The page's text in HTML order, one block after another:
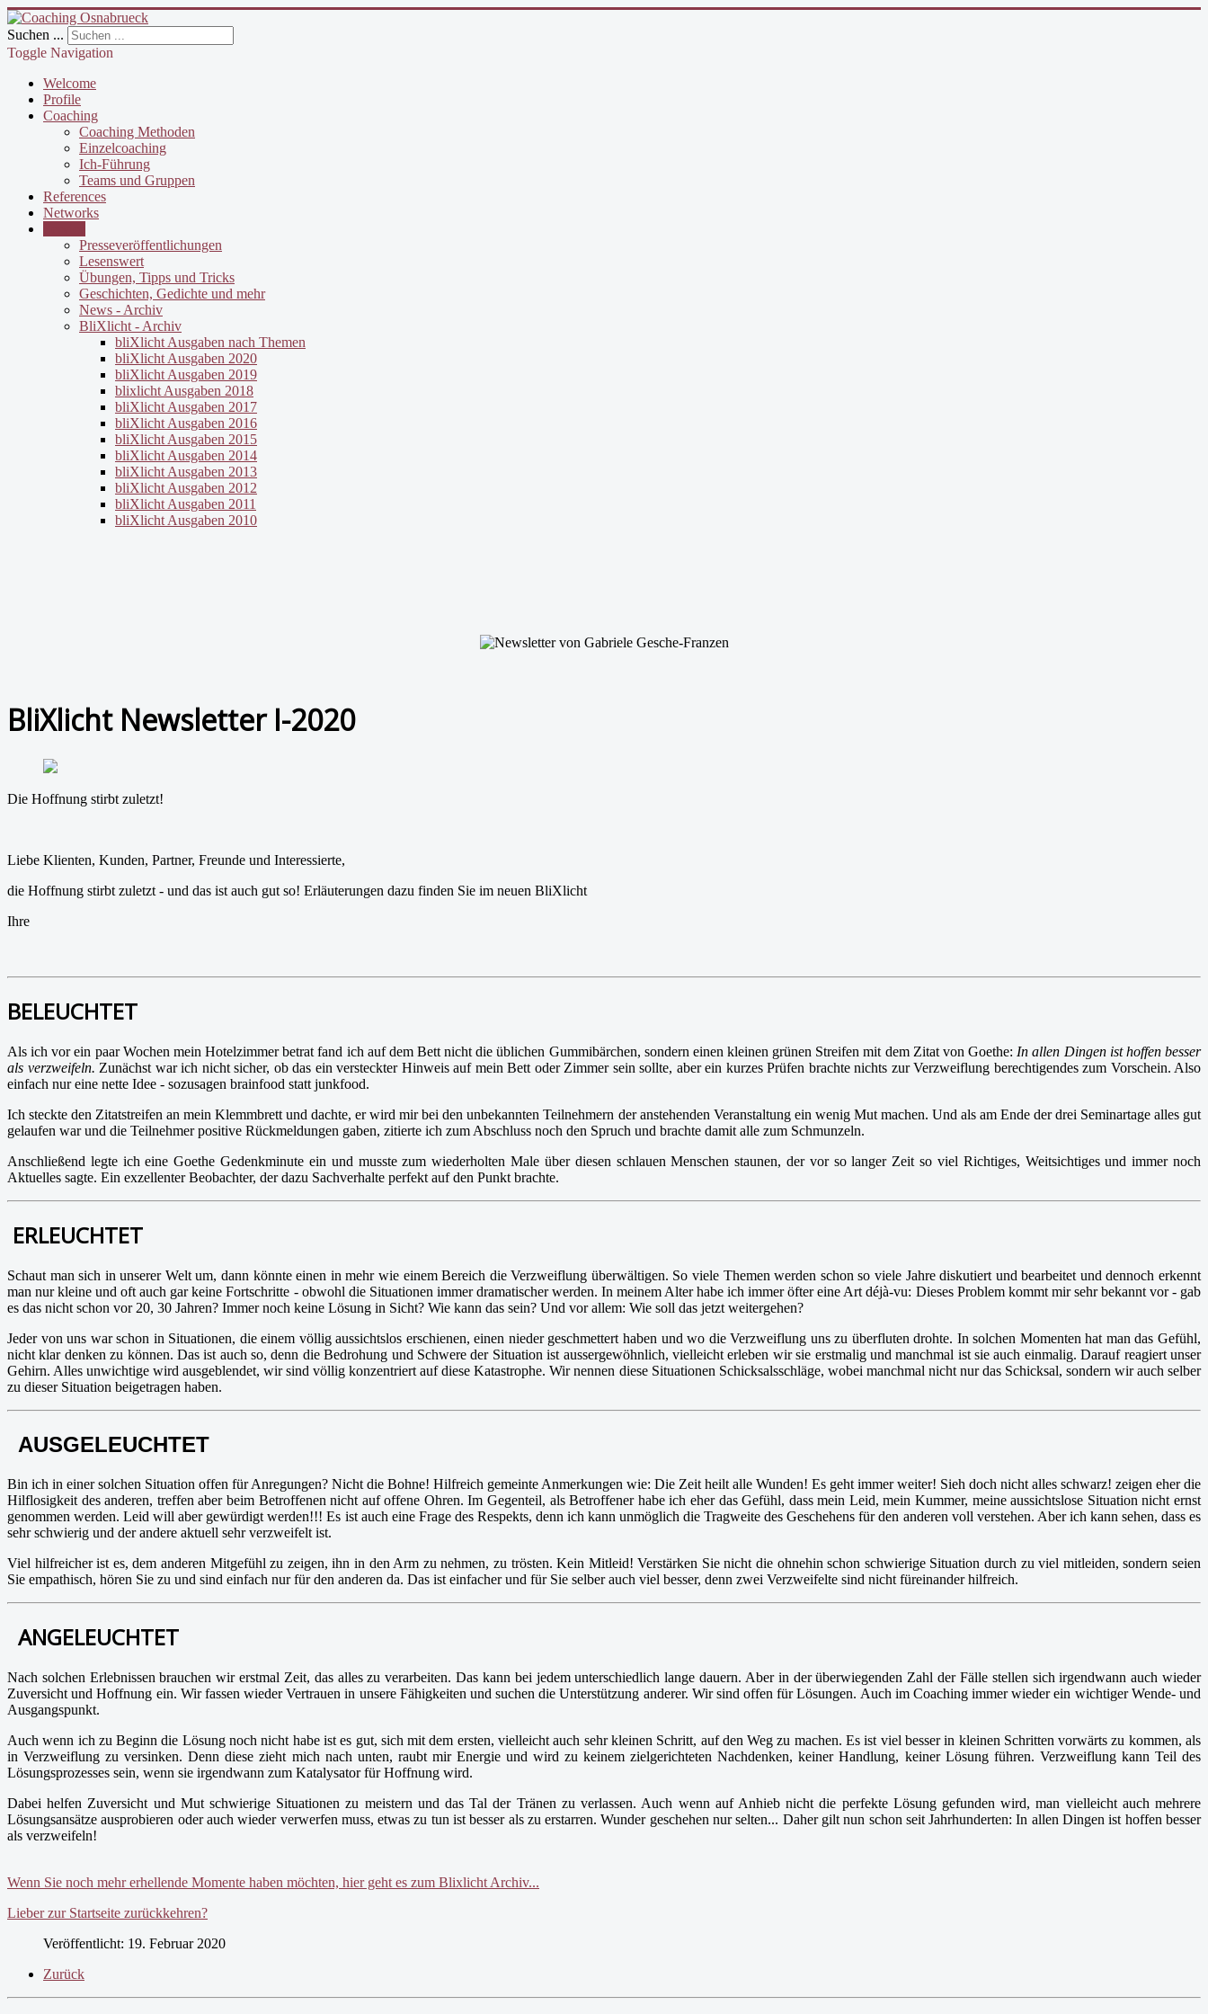
Suchen ...
Toggle Navigation
Welcome
Profile
Coaching
Coaching Methoden
Einzelcoaching
Ich-Führung
Teams und Gruppen
References
Networks
Presseveröffentlichungen
Lesenswert
Übungen, Tipps und Tricks
Geschichten, Gedichte und mehr
News - Archiv
BliXlicht - Archiv
bliXlicht Ausgaben nach Themen
bliXlicht Ausgaben 2020
bliXlicht Ausgaben 2019
blixlicht Ausgaben 2018
bliXlicht Ausgaben 2017
bliXlicht Ausgaben 2016
bliXlicht Ausgaben 2015
bliXlicht Ausgaben 2014
bliXlicht Ausgaben 2013
bliXlicht Ausgaben 2012
bliXlicht Ausgaben 2011
bliXlicht Ausgaben 2010
BliXlicht Newsletter I-2020
Die Hoffnung stirbt zuletzt!
Liebe Klienten, Kunden, Partner, Freunde und Interessierte,
die Hoffnung stirbt zuletzt - und das ist auch gut so! Erläuterungen dazu finden Sie im neuen BliXlicht
Ihre
BELEUCHTET
Als ich vor ein paar Wochen mein Hotelzimmer betrat fand ich auf dem Bett nicht die üblichen Gummibärchen, sondern einen kleinen grünen Streifen mit dem Zitat von Goethe: In allen Dingen ist hoffen besser
als verzweifeln. Zunächst war ich nicht sicher, ob das ein versteckter Hinweis auf mein Bett oder Zimmer sein sollte, aber ein kurzes Prüfen brachte nichts zur Verzweiflung berechtigendes zum Vorschein. Also
einfach nur eine nette Idee - sozusagen brainfood statt junkfood.
Ich steckte den Zitatstreifen an mein Klemmbrett und dachte, er wird mir bei den unbekannten Teilnehmern der anstehenden Veranstaltung ein wenig Mut machen. Und als am Ende der drei Seminartage alles gut
gelaufen war und die Teilnehmer positive Rückmeldungen gaben, zitierte ich zum Abschluss noch den Spruch und brachte damit alle zum Schmunzeln.
Anschließend legte ich eine Goethe Gedenkminute ein und musste zum wiederholten Male über diesen schlauen Menschen staunen, der vor so langer Zeit so viel Richtiges, Weitsichtiges und immer noch
Aktuelles sagte. Ein exzellenter Beobachter, der dazu Sachverhalte perfekt auf den Punkt brachte.
ERLEUCHTET
Schaut man sich in unserer Welt um, dann könnte einen in mehr wie einem Bereich die Verzweiflung überwältigen. So viele Themen werden schon so viele Jahre diskutiert und bearbeitet und dennoch erkennt
man nur kleine und oft auch gar keine Fortschritte - obwohl die Situationen immer dramatischer werden. In meinem Alter habe ich immer öfter eine Art déjà-vu: Dieses Problem kommt mir sehr bekannt vor - gab
es das nicht schon vor 20, 30 Jahren? Immer noch keine Lösung in Sicht? Wie kann das sein? Und vor allem: Wie soll das jetzt weitergehen?
Jeder von uns war schon in Situationen, die einem völlig aussichtslos erschienen, einen nieder geschmettert haben und wo die Verzweiflung uns zu überfluten drohte. In solchen Momenten hat man das Gefühl,
nicht klar denken zu können. Das ist auch so, denn die Bedrohung und Schwere der Situation ist aussergewöhnlich, vielleicht erleben wir sie erstmalig und manchmal ist sie auch einmalig. Darauf reagiert unser
Gehirn. Alles unwichtige wird ausgeblendet, wir sind völlig konzentriert auf diese Katastrophe. Wir nennen diese Situationen Schicksalsschläge, wobei manchmal nicht nur das Schicksal, sondern wir auch selber
zu dieser Situation beigetragen haben.
AUSGELEUCHTET
Bin ich in einer solchen Situation offen für Anregungen? Nicht die Bohne! Hilfreich gemeinte Anmerkungen wie: Die Zeit heilt alle Wunden! Es geht immer weiter! Sieh doch nicht alles schwarz! zeigen eher die
Hilflosigkeit des anderen, treffen aber beim Betroffenen nicht auf offene Ohren. Im Gegenteil, als Betroffener habe ich eher das Gefühl, dass mein Leid, mein Kummer, meine aussichtslose Situation nicht ernst
genommen werden. Leid will aber gewürdigt werden!!! Es ist auch eine Frage des Respekts, denn ich kann unmöglich die Tragweite des Geschehens für den anderen voll verstehen. Aber ich kann sehen, dass es
sehr schwierig und der andere aktuell sehr verzweifelt ist.
Viel hilfreicher ist es, dem anderen Mitgefühl zu zeigen, ihn in den Arm zu nehmen, zu trösten. Kein Mitleid! Verstärken Sie nicht die ohnehin schon schwierige Situation durch zu viel mitleiden, sondern seien
Sie empathisch, hören Sie zu und sind einfach nur für den anderen da. Das ist einfacher und für Sie selber auch viel besser, denn zwei Verzweifelte sind nicht füreinander hilfreich.
ANGELEUCHTET
Nach solchen Erlebnissen brauchen wir erstmal Zeit, das alles zu verarbeiten. Das kann bei jedem unterschiedlich lange dauern. Aber in der überwiegenden Zahl der Fälle stellen sich irgendwann auch wieder
Zuversicht und Hoffnung ein. Wir fassen wieder Vertrauen in unsere Fähigkeiten und suchen die Unterstützung anderer. Wir sind offen für Lösungen. Auch im Coaching immer wieder ein wichtiger Wende- und
Ausgangspunkt.
Auch wenn ich zu Beginn die Lösung noch nicht habe ist es gut, sich mit dem ersten, vielleicht auch sehr kleinen Schritt, auf den Weg zu machen. Es ist viel besser in kleinen Schritten vorwärts zu kommen, als
in Verzweiflung zu versinken. Denn diese zieht mich nach unten, raubt mir Energie und wird zu keinem zielgerichteten Nachdenken, keiner Handlung, keiner Lösung führen. Verzweiflung kann Teil des
Lösungsprozesses sein, wenn sie irgendwann zum Katalysator für Hoffnung wird.
Dabei helfen Zuversicht und Mut schwierige Situationen zu meistern und das Tal der Tränen zu verlassen. Auch wenn auf Anhieb nicht die perfekte Lösung gefunden wird, man vielleicht auch mehrere
Lösungsansätze ausprobieren oder auch wieder verwerfen muss, etwas zu tun ist besser als zu erstarren. Wunder geschehen nur selten... Daher gilt nun schon seit Jahrhunderten: In allen Dingen ist hoffen besser
als verzweifeln!
Wenn Sie noch mehr erhellende Momente haben möchten, hier geht es zum Blixlicht Archiv...
Lieber zur Startseite zurückkehren?
Veröffentlicht: 19. Februar 2020
Zurück